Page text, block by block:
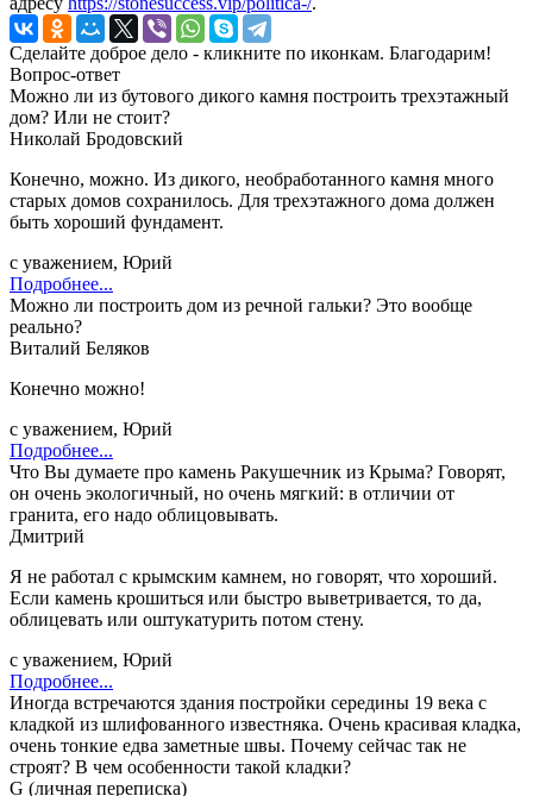
Сделайте доброе дело - кликните по иконкам. Благодарим!
Вопрос-ответ
Можно ли из бутового дикого камня построить трехэтажный
дом? Или не стоит?
Николай Бродовский
Конечно, можно. Из дикого, необработанного камня много
старых домов сохранилось. Для трехэтажного дома должен
быть хороший фундамент.
с уважением, Юрий
Подробнее...
Можно ли построить дом из речной гальки? Это вообще
реально?
Виталий Беляков
Конечно можно!
с уважением, Юрий
Подробнее...
Что Вы думаете про камень Ракушечник из Крыма? Говорят,
он очень экологичный, но очень мягкий: в отличии от
гранита, его надо облицовывать.
Дмитрий
Я не работал с крымским камнем, но говорят, что хороший.
Если камень крошиться или быстро выветривается, то да,
облицевать или оштукатурить потом стену.
с уважением, Юрий
Подробнее...
Иногда встречаются здания постройки середины 19 века с
кладкой из шлифованного известняка. Очень красивая кладка,
очень тонкие едва заметные швы. Почему сейчас так не
строят? В чем особенности такой кладки?
G (личная переписка)